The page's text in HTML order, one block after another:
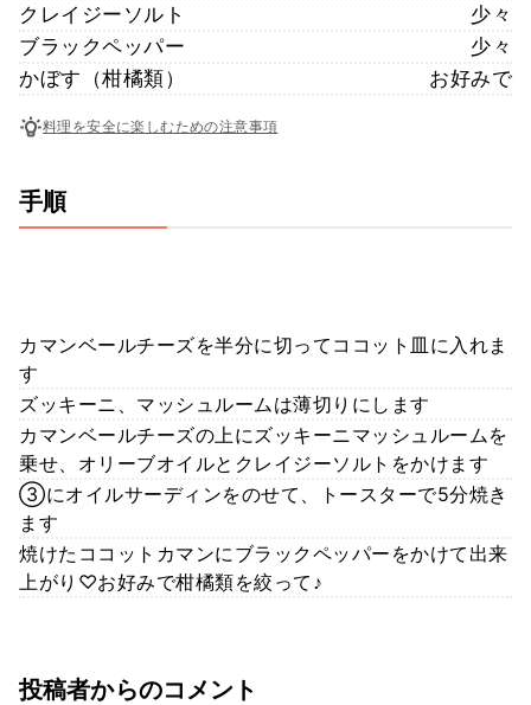
クレイジーソルト
少々
ブラックペッパー
少々
かぼす（柑橘類）
お好みで
料理を安全に楽しむための注意事項
手順
カマンベールチーズを半分に切ってココット皿に入れま
す
ズッキーニ、マッシュルームは薄切りにします
カマンベールチーズの上にズッキーニマッシュルームを
乗せ、オリーブオイルとクレイジーソルトをかけます
③にオイルサーディンをのせて、トースターで5分焼き
ます
焼けたココットカマンにブラックペッパーをかけて出来
上がり♡お好みで柑橘類を絞って♪
投稿者からのコメント